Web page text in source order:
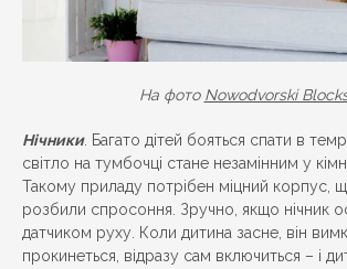
На фото Nowodvorski
Нічники. Багато дітей бояться спати в
світло на тумбочці стане незамінним у
Такому приладу потрібен міцний корпус,
розбили спросоння. Зручно, якщо нічник
датчиком руху. Коли дитина засне, він
прокинеться, відразу сам включиться – і